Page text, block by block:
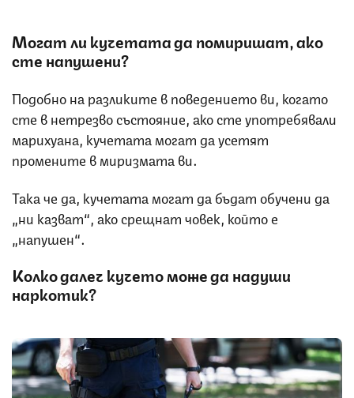
Могат ли кучетата да помиришат, ако
сте напушени?
Подобно на разликите в поведението ви, когато
сте в нетрезво състояние, ако сте употребявали
марихуана, кучетата могат да усетят
промените в миризмата ви.
Така че да, кучетата могат да бъдат обучени да
„ни казват“, ако срещнат човек, който е
„напушен“.
Колко далеч кучето може да надуши
наркотик?